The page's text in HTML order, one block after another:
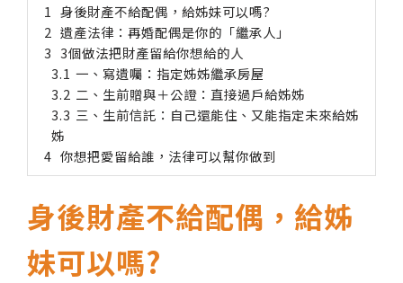
身後財產不給配偶，給姊妹可以嗎?
遺產法律：再婚配偶是你的「繼承人」
3個做法把財產留給你想給的人
一、寫遺囑：指定姊姊繼承房屋
二、生前贈與＋公證：直接過戶給姊姊
三、生前信託：自己還能住、又能指定未來給姊
姊
你想把愛留給誰，法律可以幫你做到
身後財產不給配偶，給姊
妹可以嗎?